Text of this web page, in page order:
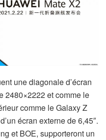
une diagonale d’écran
2480×2222 et comme le
comme le Galaxy Z
écran externe de 6,45″.
et BOE, supporteront un